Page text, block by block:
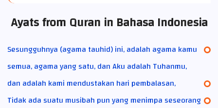
Ayats from Quran in Bahasa Indonesia
Sesungguhnya (agama tauhid) ini, adalah agama kamu
semua, agama yang satu, dan Aku adalah Tuhanmu,
dan adalah kami mendustakan hari pembalasan,
Tidak ada suatu musibah pun yang menimpa seseorang